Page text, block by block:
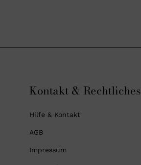
Kontakt & Rechtliches
Hilfe & Kontakt
AGB
Impressum